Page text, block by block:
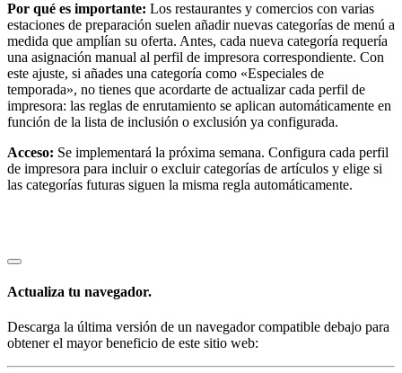
Centro de aplicaciones
No hay artículos en tu carrito
Ver dispositivos
Ver carrito
Por qué es importante: Los restaurantes y comercios con varias
estaciones de preparación suelen añadir nuevas categorías de menú a
medida que amplían su oferta. Antes, cada nueva categoría requería
una asignación manual al perfil de impresora correspondiente. Con
este ajuste, si añades una categoría como «Especiales de
temporada», no tienes que acordarte de actualizar cada perfil de
impresora: las reglas de enrutamiento se aplican automáticamente en
función de la lista de inclusión o exclusión ya configurada.
Acceso: Se implementará la próxima semana. Configura cada perfil
de impresora para incluir o excluir categorías de artículos y elige si
las categorías futuras siguen la misma regla automáticamente.
Actualiza tu navegador.
Descarga la última versión de un navegador compatible debajo para
obtener el mayor beneficio de este sitio web: